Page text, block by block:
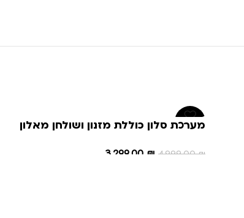
-34%
מערכת סלון כוללת מזנון ושולחן מאלון
4,999.00₪
3,299.00 ₪